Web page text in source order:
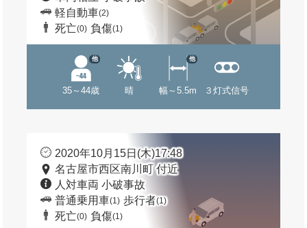
軽自動車(2)
死亡(0) 負傷(1)
35～44歳
他
晴 幅～5.5m
他
３灯式信号
2020年10月15日(木)17:48
名古屋市西区南川町 付近
人対車両 小破事故
普通乗用車(1) 歩行者(1)
死亡(0) 負傷(1)